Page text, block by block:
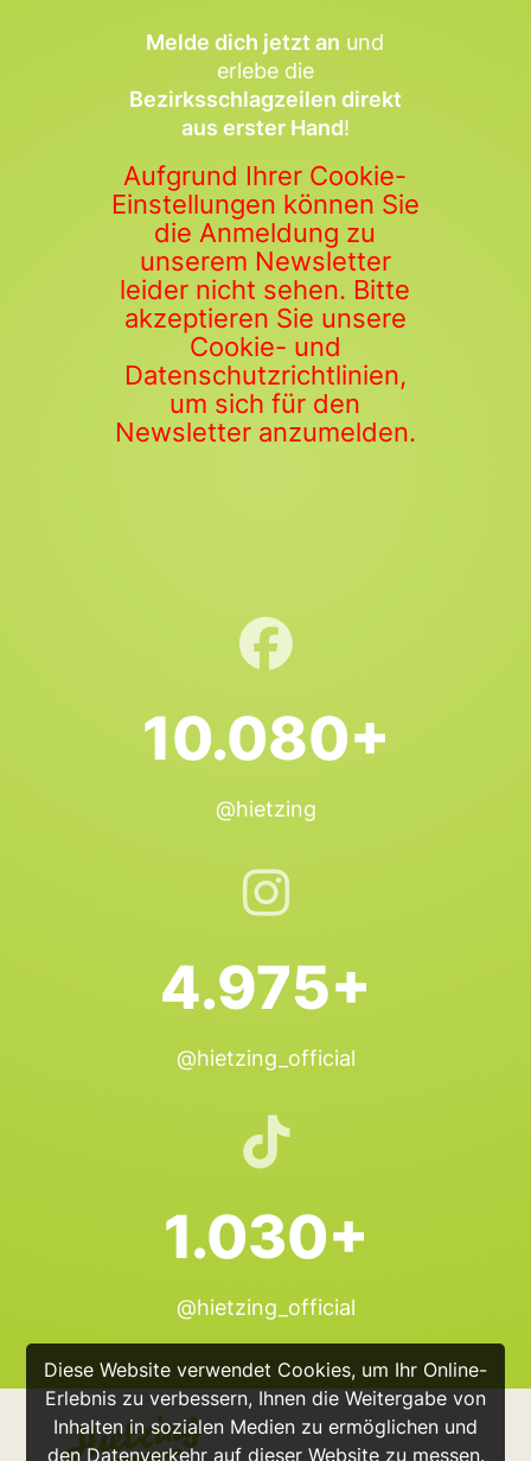
Diese Website verwendet Cookies, um Ihr Online-
Erlebnis zu verbessern, Ihnen die Weitergabe von
Inhalten in sozialen Medien zu ermöglichen und
den Datenverkehr auf dieser Website zu messen.
Melde dich jetzt an und
erlebe die
Bezirksschlagzeilen direkt
aus erster Hand!
Aufgrund Ihrer Cookie-
Einstellungen können Sie
die Anmeldung zu
unserem Newsletter
leider nicht sehen. Bitte
akzeptieren Sie unsere
Cookie- und
Datenschutzrichtlinien,
um sich für den
Newsletter anzumelden.
10.080+
@hietzing
4.975+
@hietzing_official
1.030+
@hietzing_official